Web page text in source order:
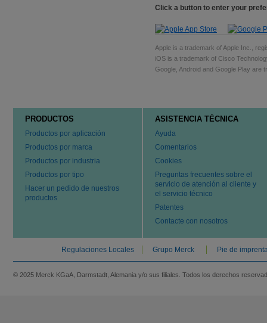
Click a button to enter your
Apple is a trademark of Apple Inc.,
iOS is a trademark of Cisco
Google, Android and Google Play
PRODUCTOS
Productos por aplicación
Productos por marca
Productos por industria
Productos por tipo
Hacer un pedido de nuestros
productos
ASISTENCIA TÉCNICA
Ayuda
Comentarios
Cookies
Preguntas frecuentes sobre el
servicio de atención al cliente y
el servicio técnico
Patentes
Contacte con nosotros
Regulaciones Locales Grupo Merck Pie de
© 2025 Merck KGaA, Darmstadt, Alemania y/o sus filiales. Todos los derechos